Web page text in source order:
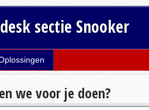
sectie Snooker
we voor je doen?